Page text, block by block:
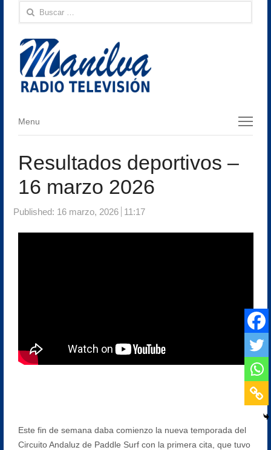
Buscar:
Menu
Menu
Resultados deportivos –
16 marzo 2026
Published: 16 marzo, 2026 11:17
Este fin de semana daba comienzo la nueva temporada del
Circuito Andaluz de Paddle Surf con la primera cita, que tuvo